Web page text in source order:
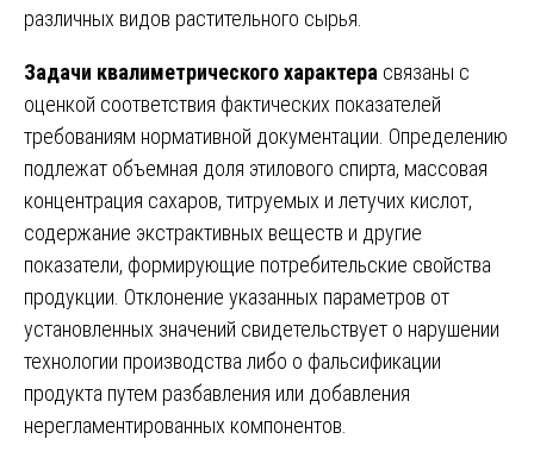
различных видов растительного сырья.
Задачи квалиметрического характера связаны с
оценкой соответствия фактических показателей
требованиям нормативной документации. Определению
подлежат объемная доля этилового спирта, массовая
концентрация сахаров, титруемых и летучих кислот,
содержание экстрактивных веществ и другие
показатели, формирующие потребительские свойства
продукции. Отклонение указанных параметров от
установленных значений свидетельствует о нарушении
технологии производства либо о фальсификации
продукта путем разбавления или добавления
нерегламентированных компонентов.